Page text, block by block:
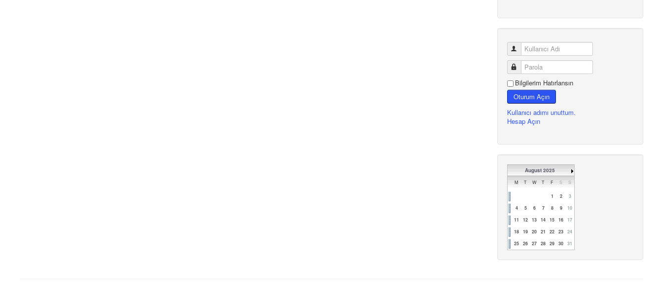
Bilgilerim Hatırlansın
Oturum Açın
Kullanıcı adımı unuttum.
Hesap Açın
August 2025
M T W T F S S
1 2
3
4
5 6 7 8 9
10
11
12 13 14 15 16
17
18
19 20 21 22 23
24
25
26 27 28 29 30 31